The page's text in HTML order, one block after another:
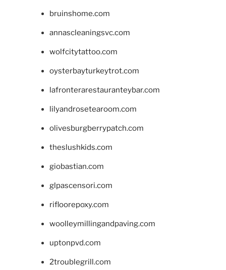
bruinshome.com
annascleaningsvc.com
wolfcitytattoo.com
oysterbayturkeytrot.com
lafronterarestauranteybar.com
lilyandrosetearoom.com
olivesburgberrypatch.com
theslushkids.com
giobastian.com
glpascensori.com
rifloorepoxy.com
woolleymillingandpaving.com
uptonpvd.com
2troublegrill.com